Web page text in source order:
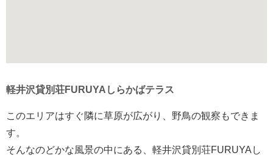
軽井沢貸別荘FURUYAしらかばテラス
このエリアはすぐ隣に草原が広がり、野鳥の観察もできま
す。
そんなのどかな風景の中にある、軽井沢貸別荘FURUYAし